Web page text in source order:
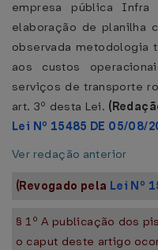
empresa pública Infra
elaboração de planilha
observada metodologia
aos custos
serviços de transporte
art. 3º desta Lei.
Lei Nº 15485 DE 05/08/
Ver redação anterior
(Revogado pela Lei Nº
§ 1º A publicação dos
o caput deste artigo